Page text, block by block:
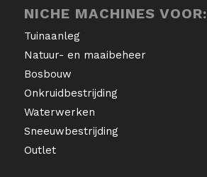
NICHE MACHINES VOOR:
Tuinaanleg
Natuur- en maaibeheer
Bosbouw
Onkruidbestrijding
Waterwerken
Sneeuwbestrijding
Outlet